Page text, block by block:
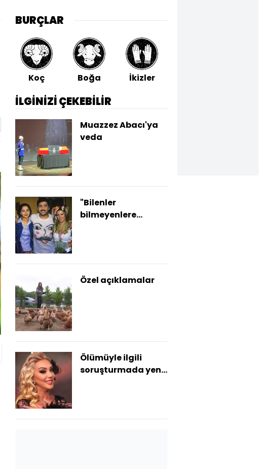
BURÇLAR
Koç Boğa İkizler
İLGİNİZİ ÇEKEBİLİR
Muazzez Abacı'ya
veda
"Bilenler
bilmeyenlere
Özel açıklamalar
Ölümüyle ilgili
soruşturmada yeni